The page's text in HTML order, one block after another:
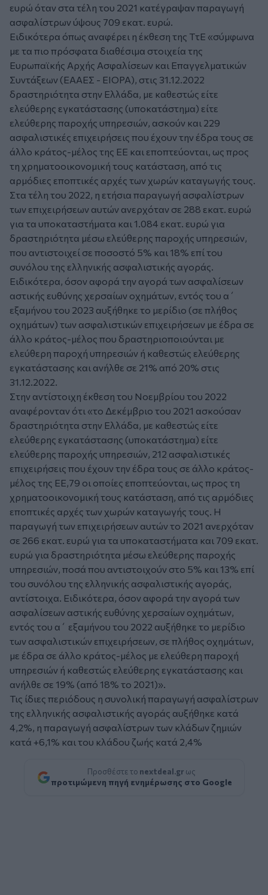
ευρώ όταν στα τέλη του 2021 κατέγραψαν παραγωγή
ασφαλίστρων ύψους 709 εκατ. ευρώ.
Ειδικότερα όπως αναφέρει η έκθεση της ΤτΕ «σύμφωνα
με τα πιο πρόσφατα διαθέσιμα στοιχεία της
Ευρωπαϊκής Αρχής Ασφαλίσεων και Επαγγελματικών
Συντάξεων (ΕΑΑΕΣ - EIOPA), στις 31.12.2022
δραστηριότητα στην Ελλάδα, με καθεστώς είτε
ελεύθερης εγκατάστασης (υποκατάστημα) είτε
ελεύθερης παροχής υπηρεσιών, ασκούν και 229
ασφαλιστικές επιχειρήσεις που έχουν την έδρα τους σε
άλλο κράτος-μέλος της ΕΕ και εποπτεύονται, ως προς
τη χρηματοοικονομική τους κατάσταση, από τις
αρμόδιες εποπτικές αρχές των χωρών καταγωγής τους.
Στα τέλη του 2022, η ετήσια παραγωγή ασφαλίστρων
των επιχειρήσεων αυτών ανερχόταν σε 288 εκατ. ευρώ
για τα υποκαταστήματα και 1.084 εκατ. ευρώ για
δραστηριότητα μέσω ελεύθερης παροχής υπηρεσιών,
που αντιστοιχεί σε ποσοστό 5% και 18% επί του
συνόλου της ελληνικής ασφαλιστικής αγοράς.
Ειδικότερα, όσον αφορά την αγορά των ασφαλίσεων
αστικής ευθύνης χερσαίων οχημάτων, εντός του α΄
εξαμήνου του 2023 αυξήθηκε το μερίδιο (σε πλήθος
οχημάτων) των ασφαλιστικών επιχειρήσεων με έδρα σε
άλλο κράτος-μέλος που δραστηριοποιούνται με
ελεύθερη παροχή υπηρεσιών ή καθεστώς ελεύθερης
εγκατάστασης και ανήλθε σε 21% από 20% στις
31.12.2022.
Στην αντίστοιχη έκθεση του Νοεμβρίου του 2022
αναφέρονταν ότι «το Δεκέμβριο του 2021 ασκούσαν
δραστηριότητα στην Ελλάδα, με καθεστώς είτε
ελεύθερης εγκατάστασης (υποκατάστημα) είτε
ελεύθερης παροχής υπηρεσιών, 212 ασφαλιστικές
επιχειρήσεις που έχουν την έδρα τους σε άλλο κράτος-
μέλος της ΕΕ,79 οι οποίες εποπτεύονται, ως προς τη
χρηματοοικονομική τους κατάσταση, από τις αρμόδιες
εποπτικές αρχές των χωρών καταγωγής τους. Η
παραγωγή των επιχειρήσεων αυτών το 2021 ανερχόταν
σε 266 εκατ. ευρώ για τα υποκαταστήματα και 709 εκατ.
ευρώ για δραστηριότητα μέσω ελεύθερης παροχής
υπηρεσιών, ποσά που αντιστοιχούν στο 5% και 13% επί
του συνόλου της ελληνικής ασφαλιστικής αγοράς,
αντίστοιχα. Ειδικότερα, όσον αφορά την αγορά των
ασφαλίσεων αστικής ευθύνης χερσαίων οχημάτων,
εντός του α΄ εξαμήνου του 2022 αυξήθηκε το μερίδιο
των ασφαλιστικών επιχειρήσεων, σε πλήθος οχημάτων,
με έδρα σε άλλο κράτος-μέλος με ελεύθερη παροχή
υπηρεσιών ή καθεστώς ελεύθερης εγκατάστασης και
ανήλθε σε 19% (από 18% το 2021)».
Τις ίδιες περιόδους η συνολική παραγωγή ασφαλίστρων
της ελληνικής ασφαλιστικής αγοράς αυξήθηκε κατά
4,2%, η παραγωγή ασφαλίστρων των κλάδων ζημιών
κατά +6,1% και του κλάδου ζωής κατά 2,4%
Προσθέστε το nextdeal.gr ως
προτιμώμενη πηγή ενημέρωσης στο Google